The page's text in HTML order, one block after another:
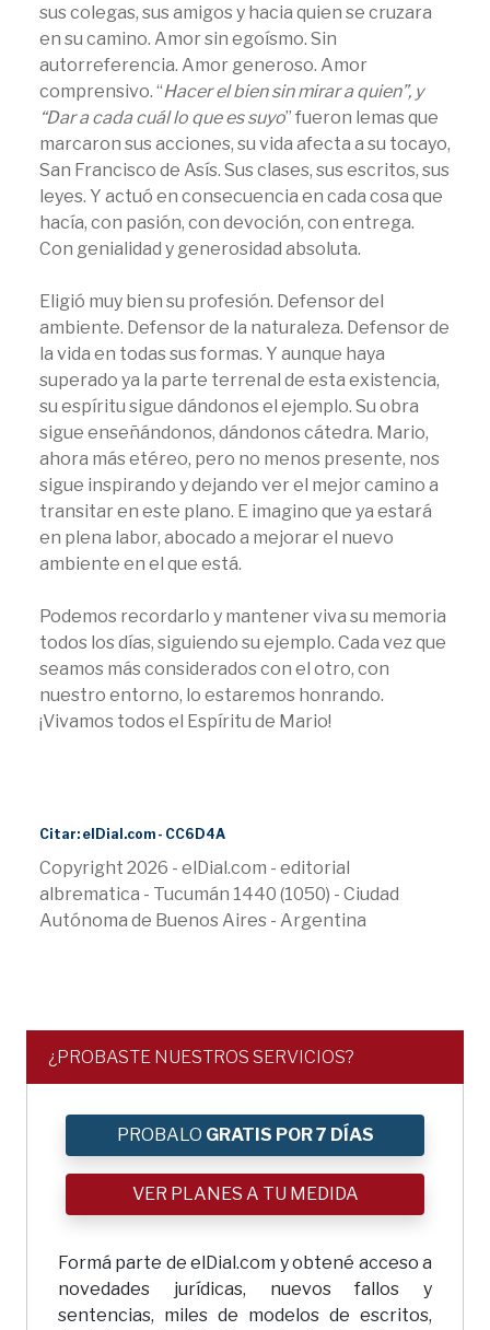
sus colegas, sus amigos y hacia quien se cruzara
en su camino. Amor sin egoísmo. Sin
autorreferencia. Amor generoso. Amor
comprensivo. “Hacer el bien sin mirar a quien”, y
“Dar a cada cuál lo que es suyo” fueron lemas que
marcaron sus acciones, su vida afecta a su tocayo,
San Francisco de Asís. Sus clases, sus escritos, sus
leyes. Y actuó en consecuencia en cada cosa que
hacía, con pasión, con devoción, con entrega.
Con genialidad y generosidad absoluta.
Eligió muy bien su profesión. Defensor del
ambiente. Defensor de la naturaleza. Defensor de
la vida en todas sus formas. Y aunque haya
superado ya la parte terrenal de esta existencia,
su espíritu sigue dándonos el ejemplo. Su obra
sigue enseñándonos, dándonos cátedra. Mario,
ahora más etéreo, pero no menos presente, nos
sigue inspirando y dejando ver el mejor camino a
transitar en este plano. E imagino que ya estará
en plena labor, abocado a mejorar el nuevo
ambiente en el que está.
Podemos recordarlo y mantener viva su memoria
todos los días, siguiendo su ejemplo. Cada vez que
seamos más considerados con el otro, con
nuestro entorno, lo estaremos honrando.
¡Vivamos todos el Espíritu de Mario!
Citar: elDial.com - CC6D4A
Copyright 2026 - elDial.com - editorial
albrematica - Tucumán 1440 (1050) - Ciudad
Autónoma de Buenos Aires - Argentina
¿PROBASTE NUESTROS SERVICIOS?
PROBALO GRATIS POR 7 DÍAS
VER PLANES A TU MEDIDA
Formá parte de elDial.com y obtené acceso a
novedades jurídicas, nuevos fallos y
sentencias, miles de modelos de escritos,